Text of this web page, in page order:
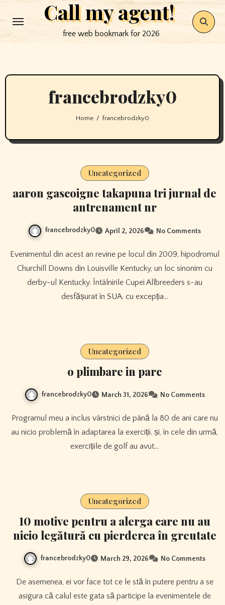
to
Call my agent!
free web bookmark for 2026
francebrodzky0
Home francebrodzky0
Uncategorized
aaron gascoigne takapuna tri jurnal de
antrenament nr
francebrodzky0 April 2, 2026 No Comments
Evenimentul din acest an revine pe locul din 2009, hipodromul
Churchill Downs din Louisville Kentucky, un loc sinonim cu
derby-ul Kentucky. Întâlnirile Cupei Allbreeders s-au
desfășurat în SUA, cu excepția…
Uncategorized
o plimbare in parc
francebrodzky0 March 31, 2026 No Comments
Programul meu a inclus vârstnici de până la 80 de ani care nu
au nicio problemă în adaptarea la exerciții. și, în cele din urmă,
exercițiile de golf au avut…
Uncategorized
10 motive pentru a alerga care nu au
nicio legătură cu pierderea în greutate
francebrodzky0 March 29, 2026 No Comments
De asemenea, ei vor face tot ce le stă în putere pentru a se
asigura că calul este gata să participe la evenimentele de